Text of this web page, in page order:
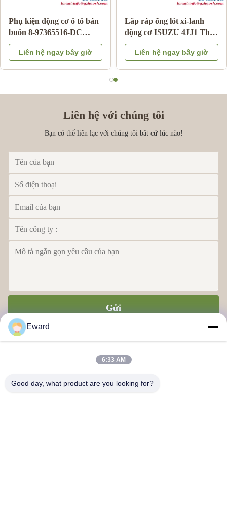
Phụ kiện động cơ ô tô bán
buôn 8-97365516-DC
phanh tăng cường cho
Isuzu DMAX 03-06
Liên hệ ngay bây giờ
Lắp ráp ống lót xi-lanh
động cơ ISUZU 4JJ1 Thay
thế OEM Bảo hành 3
tháng
Liên hệ ngay bây giờ
Liên hệ với chúng tôi
Bạn có thể liên lạc với chúng tôi bất cứ lúc nào!
Gửi
Eward
6:33 AM
Good day, what product are you looking for?